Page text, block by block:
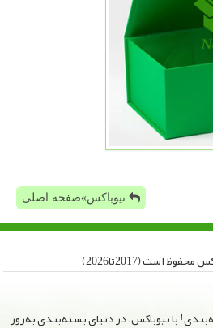
نیوباکس»صفحه اصلی
با نیوباکس، در دنیای بسته‌بندی به‌روز